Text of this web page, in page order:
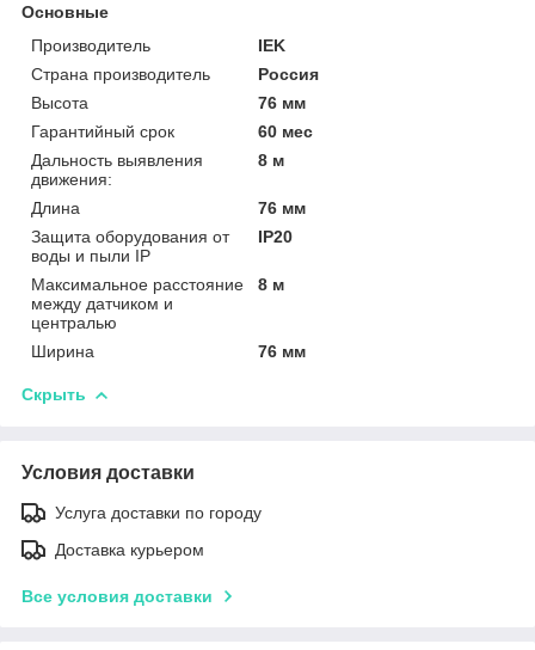
Основные
Производитель
IEK
Страна производитель
Россия
Высота
76 мм
Гарантийный срок
60 мес
Дальность выявления
движения:
8 м
Длина
76 мм
Защита оборудования от
воды и пыли IP
IP20
Максимальное расстояние
между датчиком и
централью
8 м
Ширина 76 мм
Скрыть
Условия доставки
Услуга доставки по городу
Доставка курьером
Все условия доставки